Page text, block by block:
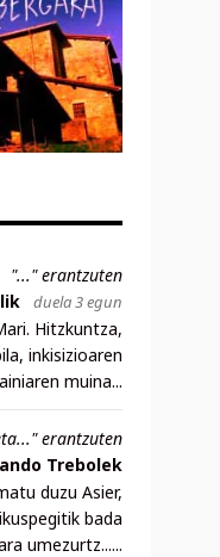
"..." erantzuten
duela 3 egun
Hitzkuntza,
inkisizioaren
muina...
erantzuten
Trebolek
duzu Asier,
bada
umezurtz......